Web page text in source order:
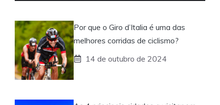
Por que o Giro d’Italia é uma das
melhores corridas de ciclismo?
14 de outubro de 2024